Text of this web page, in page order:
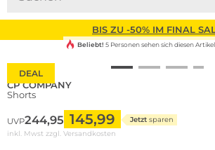
BIS ZU -50% IM FINAL
DEAL
Beliebt! 5 Personen sehen sich diesen
CP COMPANY
Shorts
UVP244,95 145,99 Jetzt sparen
inkl. Mwst zzgl. Versandkosten